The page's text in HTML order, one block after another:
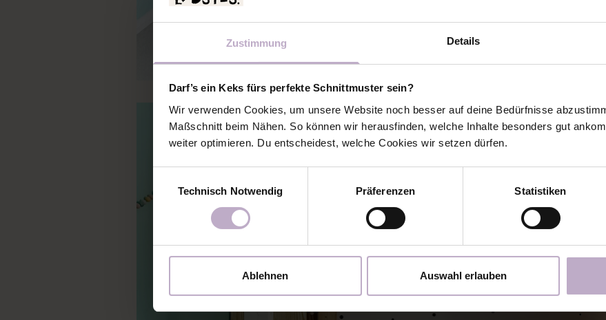
Zustimmung Details
Darf’s ein Keks fürs perfekte Schnittmuster sein?
Wir verwenden Cookies, um unsere Website noch besser auf deine Bedürfnisse
Maßschnitt beim Nähen. So können wir herausfinden, welche Inhalte besonders gut
weiter optimieren. Du entscheidest, welche Cookies wir setzen dürfen.
Technisch Notwendig
Präferenzen Statistiken
Ablehnen Auswahl erlauben